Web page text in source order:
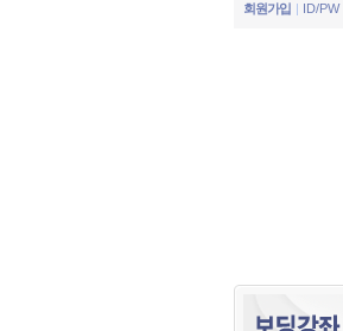
회원가입 ID/PW